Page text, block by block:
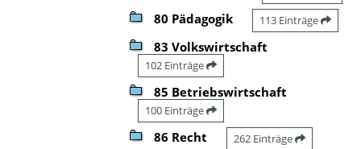
80 Pädagogik 113 Einträge
83 Volkswirtschaft
102 Einträge
85 Betriebswirtschaft
100 Einträge
86 Recht 262 Einträge